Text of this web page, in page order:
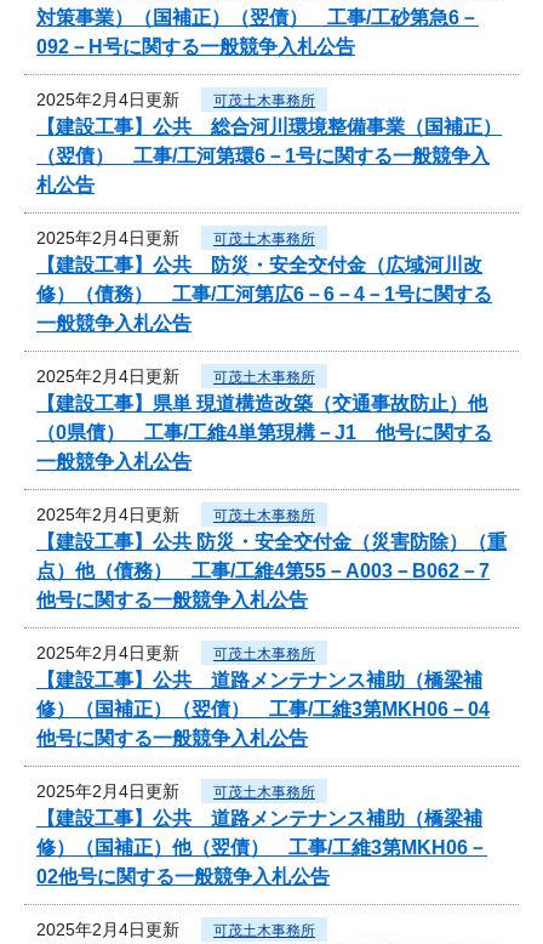
対策事業）（国補正）（翌債） 工事/工砂第急6－
092－H号に関する一般競争入札公告
2025年2月4日更新 可茂土木事務所
【建設工事】公共 総合河川環境整備事業（国補正）
（翌債） 工事/工河第環6－1号に関する一般競争入
札公告
2025年2月4日更新 可茂土木事務所
【建設工事】公共 防災・安全交付金（広域河川改
修）（債務） 工事/工河第広6－6－4－1号に関する
一般競争入札公告
2025年2月4日更新 可茂土木事務所
【建設工事】県単 現道構造改築（交通事故防止）他
（0県債） 工事/工維4単第現構－J1 他号に関する
一般競争入札公告
2025年2月4日更新 可茂土木事務所
【建設工事】公共 防災・安全交付金（災害防除）（重
点）他（債務） 工事/工維4第55－A003－B062－7
他号に関する一般競争入札公告
2025年2月4日更新 可茂土木事務所
【建設工事】公共 道路メンテナンス補助（橋梁補
修）（国補正）（翌債） 工事/工維3第MKH06－04
他号に関する一般競争入札公告
2025年2月4日更新 可茂土木事務所
【建設工事】公共 道路メンテナンス補助（橋梁補
修）（国補正）他（翌債） 工事/工維3第MKH06－
02他号に関する一般競争入札公告
2025年2月4日更新 可茂土木事務所